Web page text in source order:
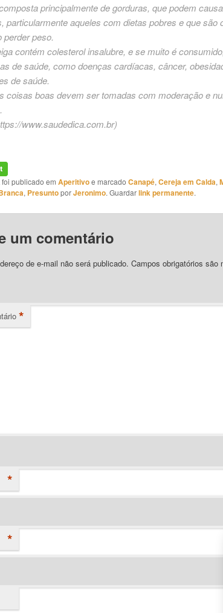
principalmente de gorduras, que podem
particularmente aqueles com dietas pobres e que são
perder peso.
contém colesterol insalubre, e se muito é
de saúde, como doenças cardíacas, câncer,
de saúde.
coisas boas devem ser tomadas com moderação e
www.saudedica.com.br)
foi publicado em Aperitivoe marcado Canapé,Cereja em Calda,
, PresuntoporJeronimo. Guardarlink permanente.
um comentário
de e-mail não será publicado. Campos obrigatórios são
*
*
*